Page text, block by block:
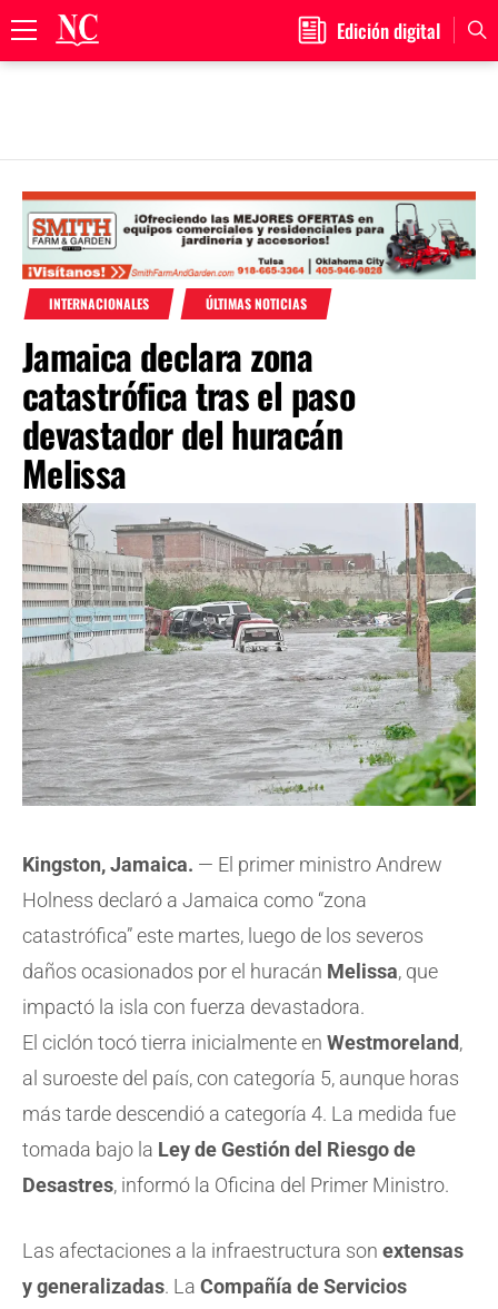
content
Edición digital
INTERNACIONALES ÚLTIMAS NOTICIAS
Jamaica declara zona
catastrófica tras el paso
devastador del huracán
Melissa
Kingston, Jamaica. — El primer ministro Andrew
Holness declaró a Jamaica como “zona
catastrófica” este martes, luego de los severos
daños ocasionados por el huracán Melissa, que
impactó la isla con fuerza devastadora.
El ciclón tocó tierra inicialmente en Westmoreland,
al suroeste del país, con categoría 5, aunque horas
más tarde descendió a categoría 4. La medida fue
tomada bajo la Ley de Gestión del Riesgo de
Desastres, informó la Oficina del Primer Ministro.
Las afectaciones a la infraestructura son extensas
y generalizadas. La Compañía de Servicios